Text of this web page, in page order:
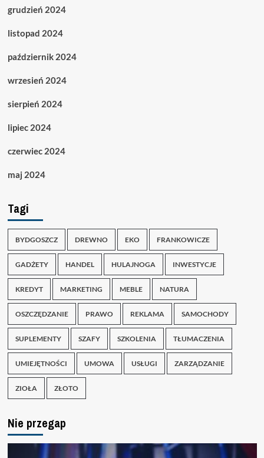
grudzień 2024
listopad 2024
październik 2024
wrzesień 2024
sierpień 2024
lipiec 2024
czerwiec 2024
maj 2024
Tagi
BYDGOSZCZ DREWNO EKO FRANKOWICZE
GADŻETY HANDEL HULAJNOGA INWESTYCJE
KREDYT MARKETING MEBLE NATURA
OSZCZĘDZANIE PRAWO REKLAMA SAMOCHODY
SUPLEMENTY SZAFY SZKOLENIA TŁUMACZENIA
UMIEJĘTNOŚCI UMOWA USŁUGI ZARZĄDZANIE
ZIOŁA ZŁOTO
Nie przegap